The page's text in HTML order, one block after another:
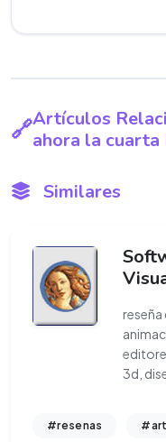
Artículos
ahora la cuarta
Similares
reseña
3d,
#resenas